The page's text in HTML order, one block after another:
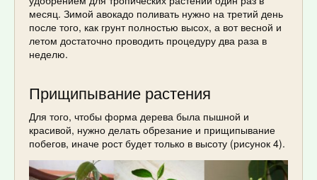
месяц. Зимой авокадо поливать нужно на третий день
после того, как грунт полностью высох, а вот весной и
летом достаточно проводить процедуру два раза в
неделю.
Прищипывание растения
Для того, чтобы форма дерева была пышной и
красивой, нужно делать обрезание и прищипывание
побегов, иначе рост будет только в высоту (рисунок 4).